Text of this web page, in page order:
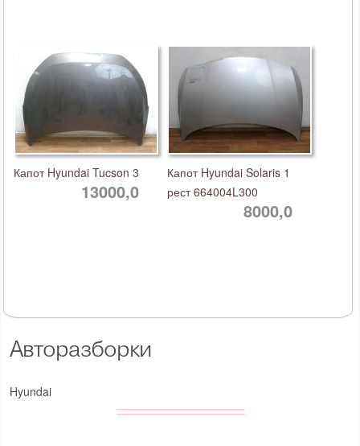
Авторазборки
Hyundai
Капот Hyundai Tucson 3
13000,0
Капот Hyundai Solaris 1
рест 664004L300
8000,0